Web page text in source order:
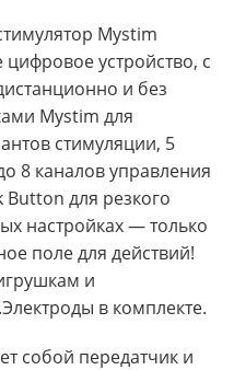
Mystim
устройство, с
и без
Mystim для
стимуляции, 5
8 каналов управления
Button для резкого
настройках — только
поле для действий!
и
в комплекте.
собой передатчик и